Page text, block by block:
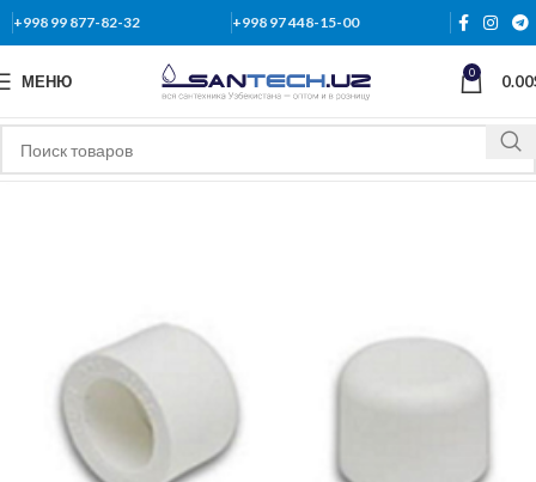
+998 99 877-82-32 +998 97 448-15-00
МЕНЮ 0 0.00